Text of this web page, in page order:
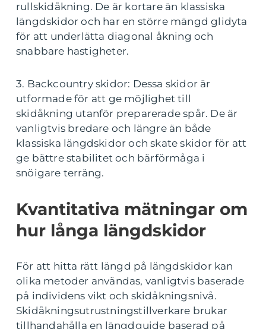
rullskidåkning. De är kortare än klassiska
längdskidor och har en större mängd glidyta
för att underlätta diagonal åkning och
snabbare hastigheter.
3. Backcountry skidor: Dessa skidor är
utformade för att ge möjlighet till
skidåkning utanför preparerade spår. De är
vanligtvis bredare och längre än både
klassiska längdskidor och skate skidor för att
ge bättre stabilitet och bärförmåga i
snöigare terräng.
Kvantitativa mätningar om
hur långa längdskidor
För att hitta rätt längd på längdskidor kan
olika metoder användas, vanligtvis baserade
på individens vikt och skidåkningsnivå.
Skidåkningsutrustningstillverkare brukar
tillhandahålla en längdguide baserad på